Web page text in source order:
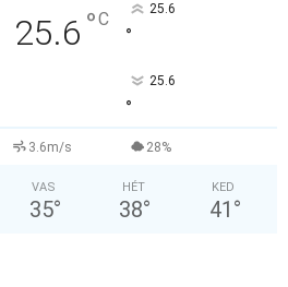
25.6 °C 25.6
°
25.6
°
3.6m/s 28%
VAS
35°
HÉT
38°
KED
41 °